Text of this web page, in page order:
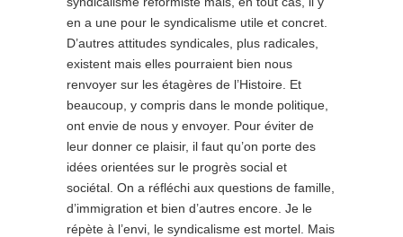
en a une pour le syndicalisme utile et concret.
D’autres attitudes syndicales, plus radicales,
existent mais elles pourraient bien nous
renvoyer sur les étagères de l’Histoire. Et
beaucoup, y compris dans le monde politique,
ont envie de nous y envoyer. Pour éviter de
leur donner ce plaisir, il faut qu’on porte des
idées orientées sur le progrès social et
sociétal. On a réfléchi aux questions de famille,
d’immigration et bien d’autres encore. Je le
répète à l’envi, le syndicalisme est mortel. Mais